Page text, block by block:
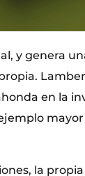
y genera
en la
la